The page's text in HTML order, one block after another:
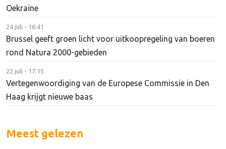
Oekraïne
24 juli - 16:41
Brussel geeft groen licht voor uitkoopregeling van boeren
rond Natura 2000-gebieden
22 juli - 17:15
Vertegenwoordiging van de Europese Commissie in Den
Haag krijgt nieuwe baas
Meest gelezen